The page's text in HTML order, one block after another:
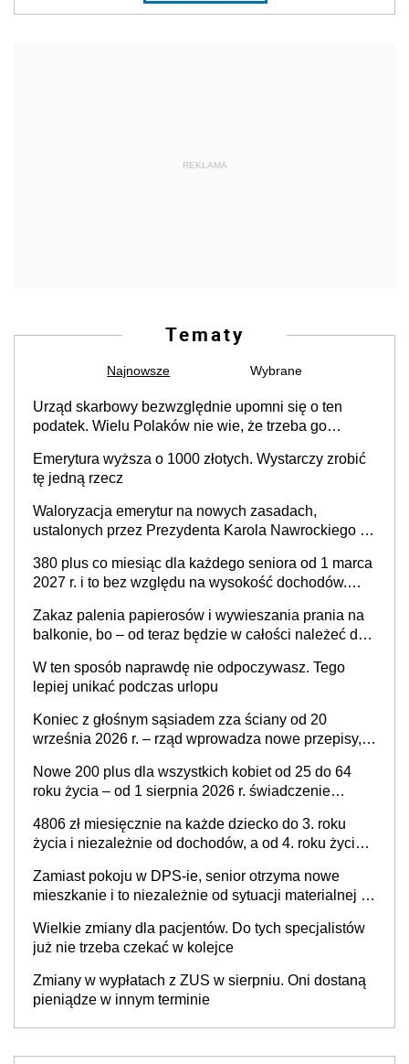
REKLAMA
Tematy
Najnowsze Wybrane
Urząd skarbowy bezwzględnie upomni się o ten
podatek. Wielu Polaków nie wie, że trzeba go
Emerytura wyższa o 1000 złotych. Wystarczy zrobić
tę jedną rzecz
Waloryzacja emerytur na nowych zasadach,
ustalonych przez Prezydenta Karola Nawrockiego –
podwyżka świadczeń?
380 plus co miesiąc dla każdego seniora od 1 marca
2027 r. i to bez względu na wysokość dochodów.
otrzymać świadczenie
Zakaz palenia papierosów i wywieszania prania na
balkonie, bo – od teraz będzie w całości należeć do
przysługiwać będzie wyłącznie służebność? Nowy
projekt rządowy
W ten sposób naprawdę nie odpoczywasz. Tego
lepiej unikać podczas urlopu
Koniec z głośnym sąsiadem zza ściany od 20
września 2026 r. – rząd wprowadza nowe przepisy,
Nowe 200 plus dla wszystkich kobiet od 25 do 64
roku życia – od 1 sierpnia 2026 r. świadczenie
4806 zł miesięcznie na każde dziecko do 3. roku
życia i niezależnie od dochodów, a od 4. roku życia
spadku liczby urodzeń w Polsce
Zamiast pokoju w DPS-ie, senior otrzyma nowe
mieszkanie i to niezależnie od sytuacji materialnej –
roku życia
Wielkie zmiany dla pacjentów. Do tych specjalistów
już nie trzeba czekać w kolejce
Zmiany w wypłatach z ZUS w sierpniu. Oni dostaną
pieniądze w innym terminie